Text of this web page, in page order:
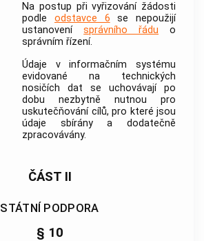
Na postup při vyřizování žádosti
podle odstavce 6 se nepoužijí
ustanovenísprávního řádu o
správním řízení.
Údaje v informačním systému
evidované na technických
nosičích dat se uchovávají po
dobu nezbytně nutnou pro
uskutečňování cílů, pro které jsou
údaje sbírány a dodatečně
zpracovávány.
ČÁST II
STÁTNÍ PODPORA
§ 10